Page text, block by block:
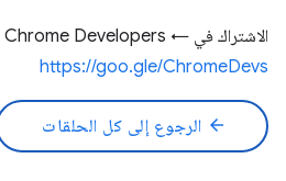
الاشتراك في Google Chrome Developers ←
https://goo.gle/ChromeDevs
arrow_back الرجوع إلى كل الحلقات